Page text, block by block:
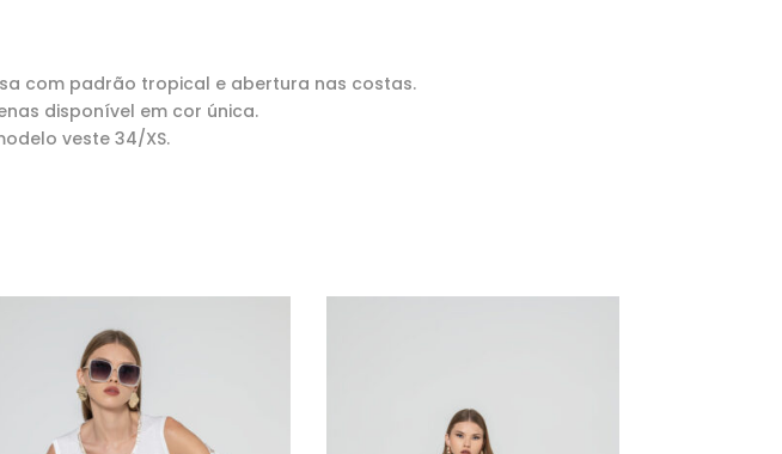
com padrão tropical e abertura nas costas.
disponível em cor única.
veste 34/XS.